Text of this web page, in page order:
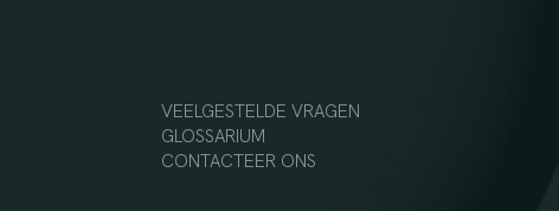
VEELGESTELDE VRAGEN
GLOSSARIUM
CONTACTEER ONS